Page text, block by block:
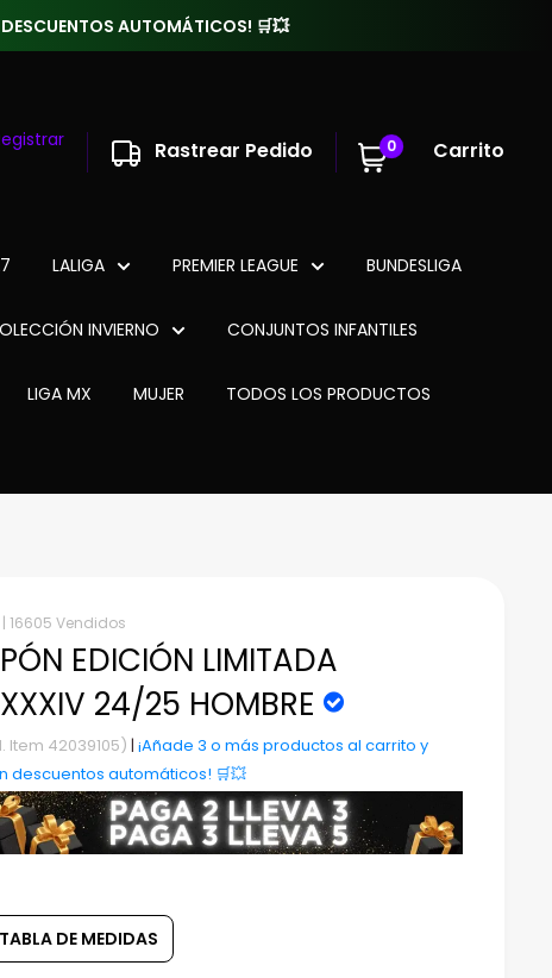
AUTOMÁTICOS! 🛒💥
Rastrear Pedido 0 Carrito
LALIGA PREMIER LEAGUE BUNDESLIGA
INVIERNO CONJUNTOS INFANTILES
LIGA MX MUJER TODOS LOS PRODUCTOS
16605 Vendidos
EDICIÓN LIMITADA
24/25 HOMBRE
Item 42039105) |¡Añade 3 o más productos al carrito y
descuentos automáticos! 🛒💥
TABLA DE MEDIDAS